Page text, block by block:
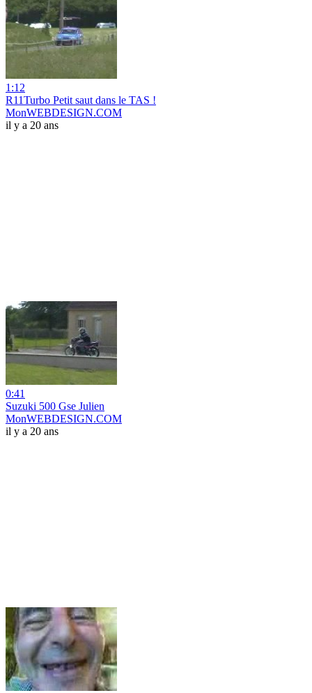
1:12
R11Turbo Petit saut dans le TAS !
MonWEBDESIGN.COM
il y a 20 ans
0:41
Suzuki 500 Gse Julien
MonWEBDESIGN.COM
il y a 20 ans